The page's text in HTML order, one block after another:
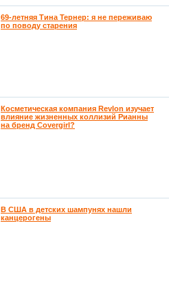
69-летняя Тина Тернер: я не переживаю
по поводу старения
Косметическая компания Revlon изучает
влияние жизненных коллизий Рианны
на бренд Covergirl?
В США в детских шампунях нашли
канцерогены